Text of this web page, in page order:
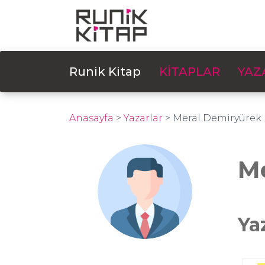
Runik Kitap KİTAPLAR
Anasayfa >Yazarlar > Meral Demiryürek